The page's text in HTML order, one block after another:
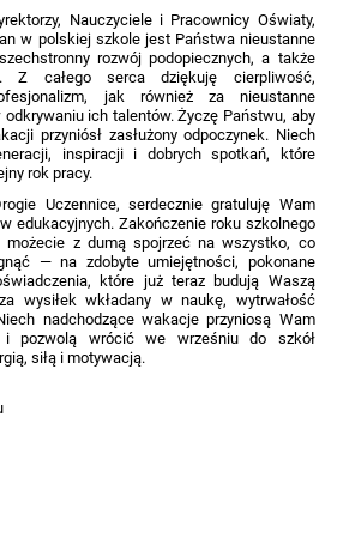
Nauczyciele i Pracownicy Oświaty,
w polskiej szkole jest Państwa nieustanne
rozwój podopiecznych, a także
Z całego serca dziękuję cierpliwość,
jak również za nieustanne
ich talentów. Życzę Państwu, aby
przyniósł zasłużony odpoczynek. Niech
inspiracji i dobrych spotkań, które
rok pracy.
Uczennice, serdecznie gratuluję Wam
edukacyjnych. Zakończenie roku szkolnego
z dumą spojrzeć na wszystko, co
— na zdobyte umiejętności, pokonane
które już teraz budują Waszą
wysiłek wkładany w naukę, wytrwałość
nadchodzące wakacje przyniosą Wam
pozwolą wrócić we wrześniu do szkół
siłą i motywacją.